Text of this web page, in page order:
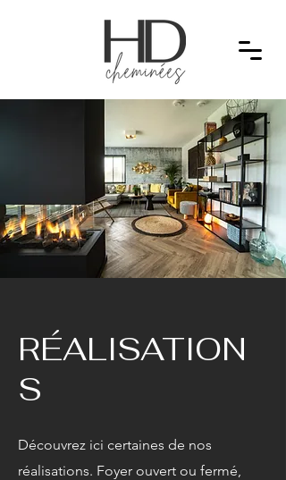
RÉALISATION
S
Découvrez ici certaines de nos
réalisations. Foyer ouvert ou fermé,